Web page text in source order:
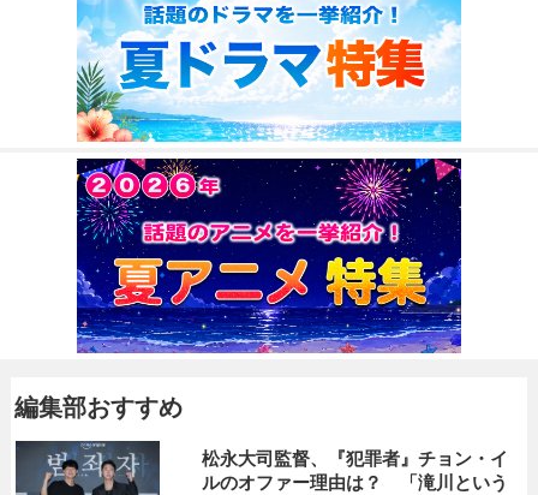
編集部おすすめ
松永大司監督、『犯罪者』チョン・イ
ルのオファー理由は？ 「滝川という